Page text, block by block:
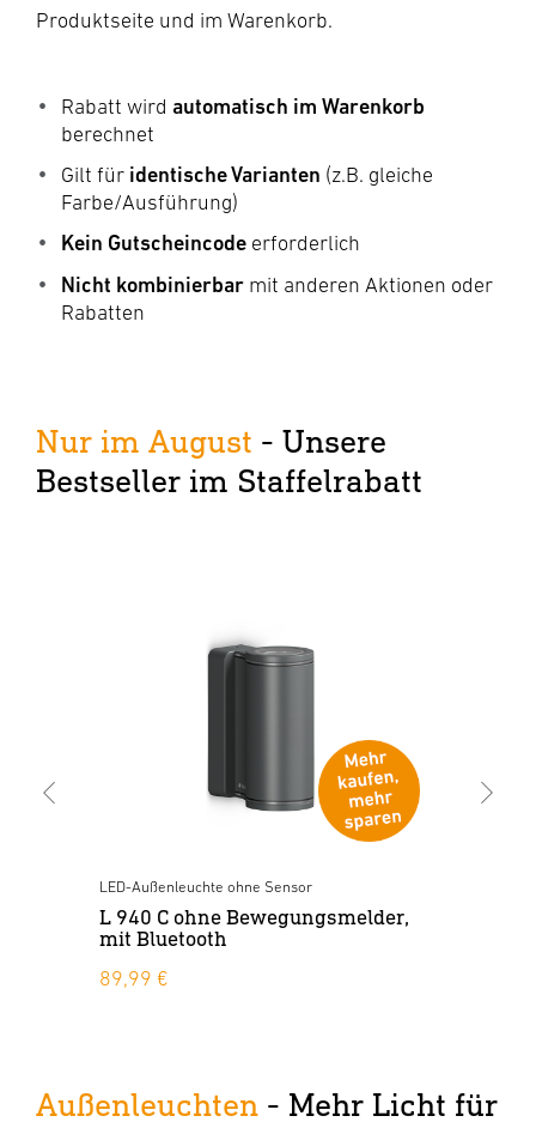
Produktseite und im Warenkorb.
Rabatt wird automatisch im Warenkorb
berechnet
Gilt für identische Varianten (z.B. gleiche
Farbe/Ausführung)
Kein Gutscheincode erforderlich
Nicht kombinierbar mit anderen Aktionen oder
Rabatten
Nur im August - Unsere
Bestseller im Staffelrabatt
LED-Außenleuchte ohne Sensor
L 940 C ohne Bewegungsmelder,
mit Bluetooth
89,99 €
Außenleuchten - Mehr Licht für